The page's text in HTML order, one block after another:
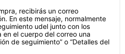
recibirás un correo
En este mensaje, normalmente
udel junto con los
el cuerpo del correo una
de seguimiento” o “Detalles del